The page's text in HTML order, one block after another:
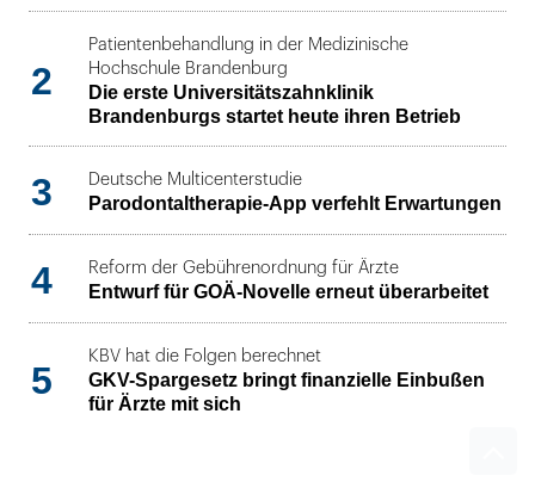
2
Patientenbehandlung in der Medizinische
Hochschule Brandenburg
Die erste Universitätszahnklinik
Brandenburgs startet heute ihren Betrieb
3 Deutsche Multicenterstudie
Parodontaltherapie-App verfehlt Erwartungen
4 Reform der Gebührenordnung für Ärzte
Entwurf für GOÄ-Novelle erneut überarbeitet
5
KBV hat die Folgen berechnet
GKV-Spargesetz bringt finanzielle Einbußen
für Ärzte mit sich